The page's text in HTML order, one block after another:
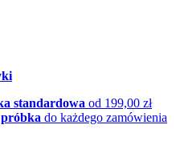
standardowa od 199,00 zł
do każdego zamówienia